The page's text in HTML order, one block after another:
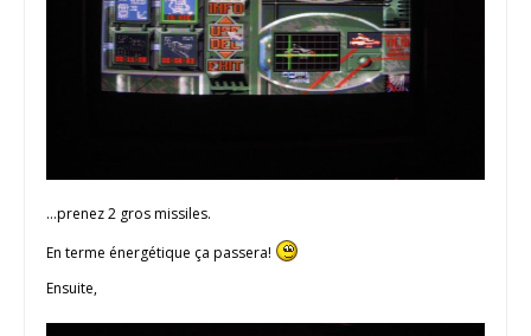
…prenez 2 gros missiles.
En terme énergétique ça passera!
Ensuite,